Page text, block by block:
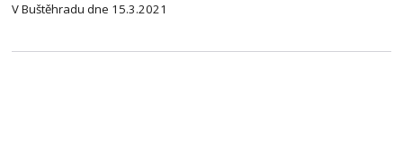
V Buštěhradu dne 15.3.2021